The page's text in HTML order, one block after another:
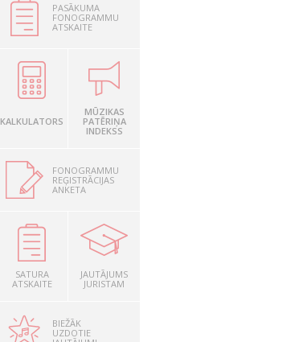
PASĀKUMA
FONOGRAMMU
ATSKAITE
KALKULATORS
MŪZIKAS
PATĒRIŅA
INDEKSS
FONOGRAMMU
REĢISTRĀCIJAS
ANKETA
SATURA
ATSKAITE
JAUTĀJUMS
JURISTAM
BIEŽĀK
UZDOTIE